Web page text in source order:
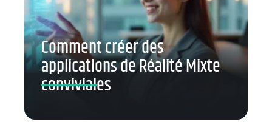
Comment créer des
applications de Réalité Mixte
conviviales